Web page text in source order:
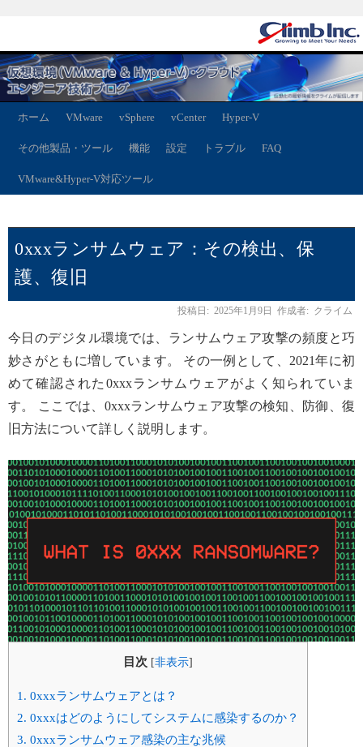
ホーム VMware vSphere vCenter Hyper-V
その他製品・ツール 機能 設定 トラブル FAQ
VMware&Hyper-V対応ツール
0xxxランサムウェア：その検出、保
護、復旧
投稿日: 2025年1月9日 作成者: クライム
今日のデジタル環境では、ランサムウェア攻撃の頻度と巧
妙さがともに増しています。 その一例として、2021年に初
めて確認された0xxxランサムウェアがよく知られていま
す。 ここでは、0xxxランサムウェア攻撃の検知、防御、復
旧方法について詳しく説明します。
目次 [非表示]
1. 0xxxランサムウェアとは？
2. 0xxxはどのようにしてシステムに感染するのか？
3. 0xxxランサムウェア感染の主な兆候